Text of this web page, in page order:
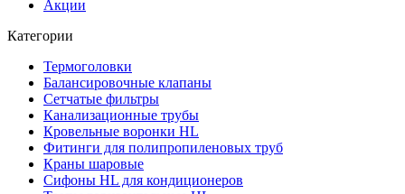
Акции
Категории
Термоголовки
Балансировочные клапаны
Сетчатые фильтры
Канализационные трубы
Кровельные воронки HL
Фитинги для полипропиленовых труб
Краны шаровые
Сифоны HL для кондиционеров